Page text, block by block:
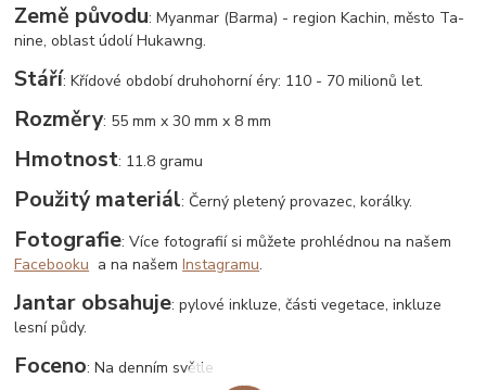
Země původu: Myanmar (Barma) - region Kachin, město Ta-
nine, oblast údolí Hukawng.
Stáří: Křídové období druhohorní éry: 110 - 70 milionů let.
Rozměry: 55 mm x 30 mm x 8 mm
Hmotnost: 11.8 gramu
Použitý materiál: Černý pletený provazec, korálky.
Fotografie: Více fotografií si můžete prohlédnou na našem
Facebooku a na našemInstagramu.
Jantar obsahuje: pylové inkluze, části vegetace, inkluze
lesní půdy.
Foceno: Na denním světle